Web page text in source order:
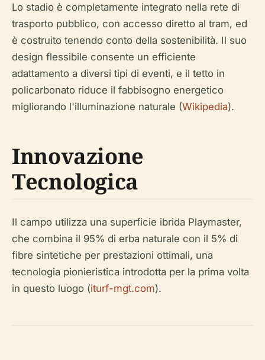
Lo stadio è completamente integrato nella rete di
trasporto pubblico, con accesso diretto al tram, ed
è costruito tenendo conto della sostenibilità. Il suo
design flessibile consente un efficiente
adattamento a diversi tipi di eventi, e il tetto in
policarbonato riduce il fabbisogno energetico
migliorando l'illuminazione naturale (Wikipedia).
Innovazione
Tecnologica
Il campo utilizza una superficie ibrida Playmaster,
che combina il 95% di erba naturale con il 5% di
fibre sintetiche per prestazioni ottimali, una
tecnologia pionieristica introdotta per la prima volta
in questo luogo (iturf-mgt.com).